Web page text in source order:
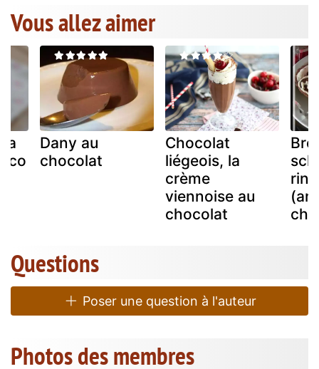
Vous allez aimer
Dany au
chocolat
Chocolat
liégeois, la
crème
viennoise au
chocolat
Questions
Poser une question à l'auteur
Photos des membres